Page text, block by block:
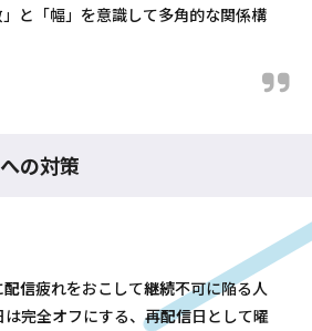
と「幅」を意識して多角的な関係構
の対策
配信疲れをおこして継続不可に陥る人
完全オフにする、再配信日として曜